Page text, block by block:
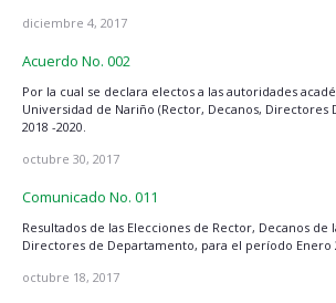
diciembre 4, 2017
Acuerdo No. 002
Por la cual se declara electos a las autoridades
Universidad de Nariño (Rector, Decanos, Directores
2018 -2020.
octubre 30, 2017
Comunicado No. 011
Resultados de las Elecciones de Rector, Decanos de
Directores de Departamento, para el período Enero
octubre 18, 2017